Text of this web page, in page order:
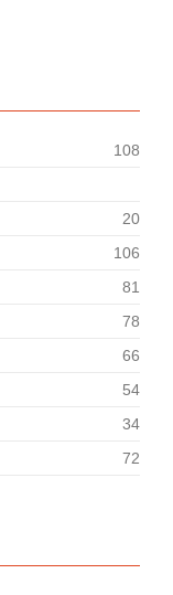
108
20
106
81
78
66
54
34
72